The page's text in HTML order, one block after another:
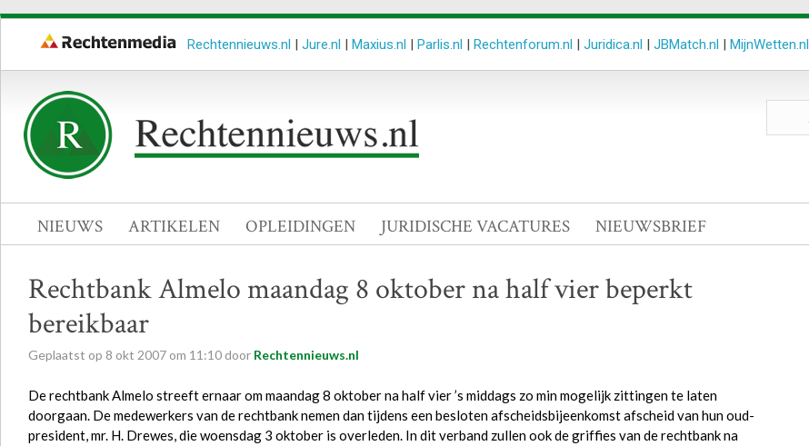
Rechtennieuws.nl | Jure.nl | Maxius.nl | Parlis.nl | Rechtenforum.nl | Juridica.nl | JBMatch.nl | MijnWetten.nl
NIEUWS ARTIKELEN OPLEIDINGEN JURIDISCHE VACATURES NIEUWSBRIEF
Rechtbank Almelo maandag 8 oktober na half vier beperkt
bereikbaar
Geplaatst op 8 okt 2007 om 11:10 door Rechtennieuws.nl
De rechtbank Almelo streeft ernaar om maandag 8 oktober na half vier ’s middags zo min mogelijk zittingen te laten
doorgaan. De medewerkers van de rechtbank nemen dan tijdens een besloten afscheidsbijeenkomst afscheid van hun oud-
president, mr. H. Drewes, die woensdag 3 oktober is overleden. In dit verband zullen ook de griffies van de rechtbank na